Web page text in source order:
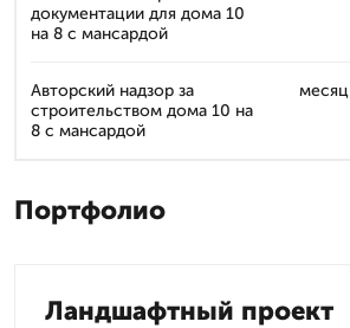
документации для дома 10
на 8 с мансардой
Авторский надзор за
строительством дома 10 на
8 с мансардой
месяц
Портфолио
Ландшафтный проект